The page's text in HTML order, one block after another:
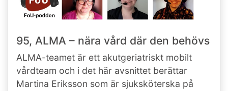
95, ALMA – nära vård där den behövs
ALMA-teamet är ett akutgeriatriskt mobilt
vårdteam och i det här avsnittet berättar
Martina Eriksson som är sjuksköterska på